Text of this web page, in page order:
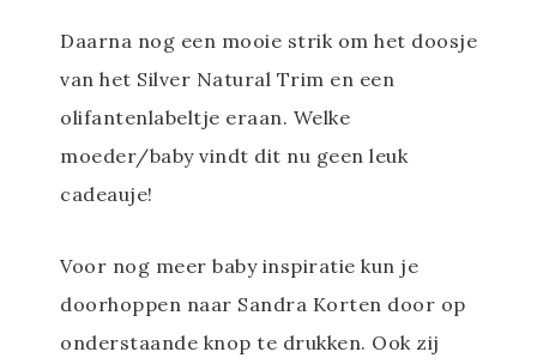
Daarna nog een mooie strik om het doosje
van het Silver Natural Trim en een
olifantenlabeltje eraan. Welke
moeder/baby vindt dit nu geen leuk
cadeauje!
Voor nog meer baby inspiratie kun je
doorhoppen naar Sandra Korten door op
onderstaande knop te drukken. Ook zij